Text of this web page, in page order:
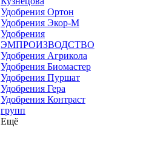
Удобрения Ортон
Удобрения Экор-М
Удобрения
ЭМПРОИЗВОДСТВО
Удобрения Агрикола
Удобрения Биомастер
Удобрения Пуршат
Удобрения Гера
Удобрения Контраст
групп
Ещё